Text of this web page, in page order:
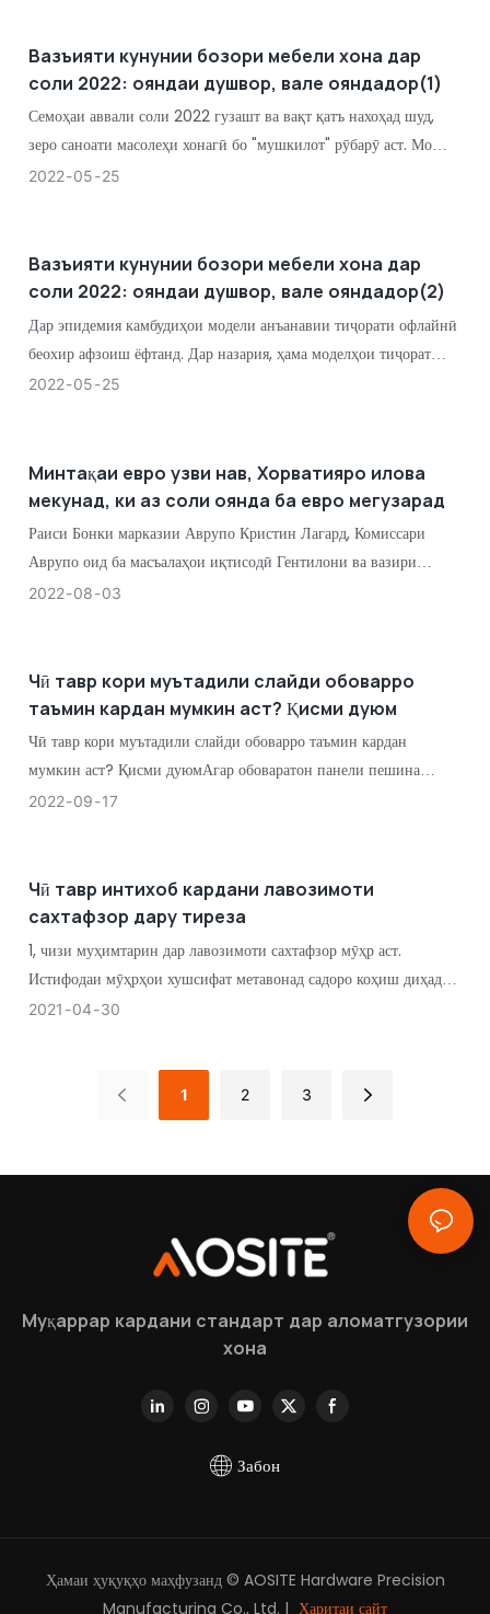
Вазъияти кунунии бозори мебели хона дар
соли 2022: ояндаи душвор, вале ояндадор(1)
Семоҳаи аввали соли 2022 гузашт ва вақт қатъ нахоҳад шуд,
зеро саноати масолеҳи хонагӣ бо "мушкилот" рӯбарӯ аст. Мо
ҳоло ҳам бояд ба пеш ҳаракат кунем ва ба пеш нигоҳ кунем. Дар
2022 05 25
Вазъияти кунунии бозори мебели хона дар
соли 2022: ояндаи душвор, вале ояндадор(2)
Дар эпидемия камбудиҳои модели анъанавии тиҷорати офлайнӣ
беохир афзоиш ёфтанд. Дар назария, ҳама моделҳои тиҷорат
табдил ё аз байн бурда мешаванд. Тамоюли рушди оянда чӣ
2022 05 25
Минтақаи евро узви нав, Хорватияро илова
мекунад, ки аз соли оянда ба евро мегузарад
Раиси Бонки марказии Аврупо Кристин Лагард, Комиссари
Аврупо оид ба масъалаҳои иқтисодӣ Гентилони ва вазири
молияи Хорватия Марич ба наздикӣ дар Брюссели Белгия
2022 08 03
Чӣ тавр кори муътадили слайди обоварро
таъмин кардан мумкин аст? Қисми дуюм
Чӣ тавр кори муътадили слайди обоварро таъмин кардан
мумкин аст? Қисми дуюмАгар обоваратон панели пешина
дошта бошад, дар хотир доред, ки фосила низ муҳим аст. Барои
2022 09 17
Чӣ тавр интихоб кардани лавозимоти
сахтафзор дару тиреза
1, чизи муҳимтарин дар лавозимоти сахтафзор мӯҳр аст.
Истифодаи мӯҳрҳои хушсифат метавонад садоро коҳиш диҳад ва
аз ворид шудани ҳавои намии берунӣ ба ҳуҷраи мо пешгирӣ
2021 04 30
1 2 3
Муқаррар кардани стандарт дар аломатгузории
хона
Забон
Ҳамаи ҳуқуқҳо маҳфузанд © AOSITE Hardware Precision
Manufacturing Co., Ltd. | Харитаи сайт